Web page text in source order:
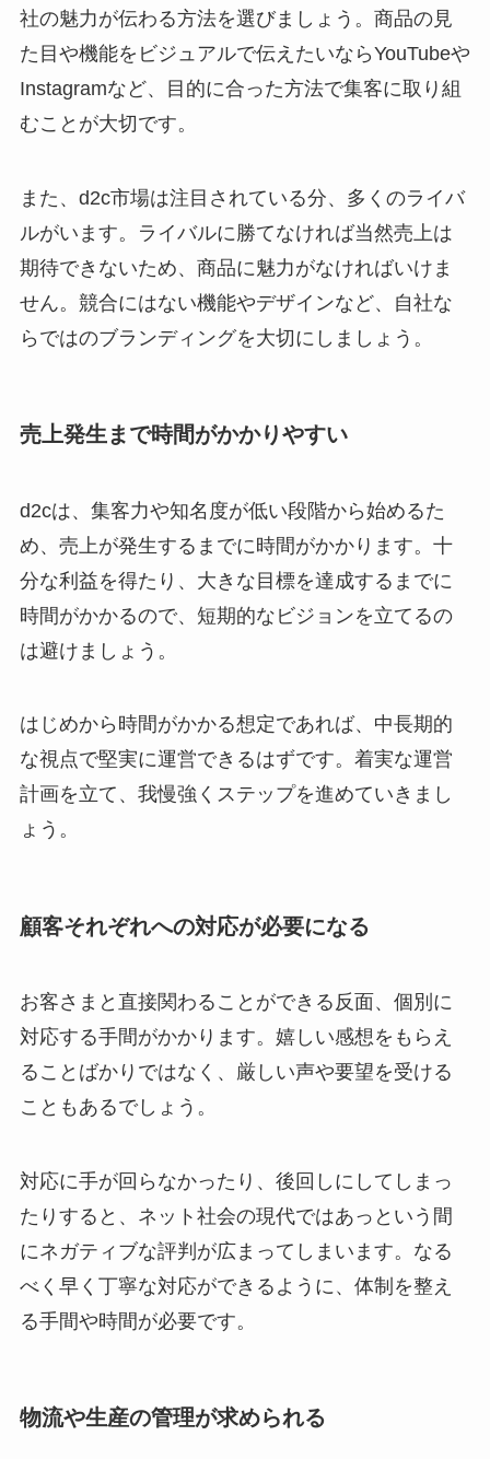
社の魅力が伝わる方法を選びましょう。商品の見
た目や機能をビジュアルで伝えたいならYouTubeや
Instagramなど、目的に合った方法で集客に取り組
むことが大切です。
また、d2c市場は注目されている分、多くのライバ
ルがいます。ライバルに勝てなければ当然売上は
期待できないため、商品に魅力がなければいけま
せん。競合にはない機能やデザインなど、自社な
らではのブランディングを大切にしましょう。
売上発生まで時間がかかりやすい
d2cは、集客力や知名度が低い段階から始めるた
め、売上が発生するまでに時間がかかります。十
分な利益を得たり、大きな目標を達成するまでに
時間がかかるので、短期的なビジョンを立てるの
は避けましょう。
はじめから時間がかかる想定であれば、中長期的
な視点で堅実に運営できるはずです。着実な運営
計画を立て、我慢強くステップを進めていきまし
ょう。
顧客それぞれへの対応が必要になる
お客さまと直接関わることができる反面、個別に
対応する手間がかかります。嬉しい感想をもらえ
ることばかりではなく、厳しい声や要望を受ける
こともあるでしょう。
対応に手が回らなかったり、後回しにしてしまっ
たりすると、ネット社会の現代ではあっという間
にネガティブな評判が広まってしまいます。なる
べく早く丁寧な対応ができるように、体制を整え
る手間や時間が必要です。
物流や生産の管理が求められる